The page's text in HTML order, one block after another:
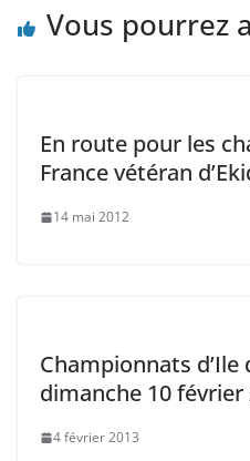
Vous pourrez
En route pour les
France vétéran
14 mai 2012
Championnats d’Ile
dimanche 10 février
4 février 2013